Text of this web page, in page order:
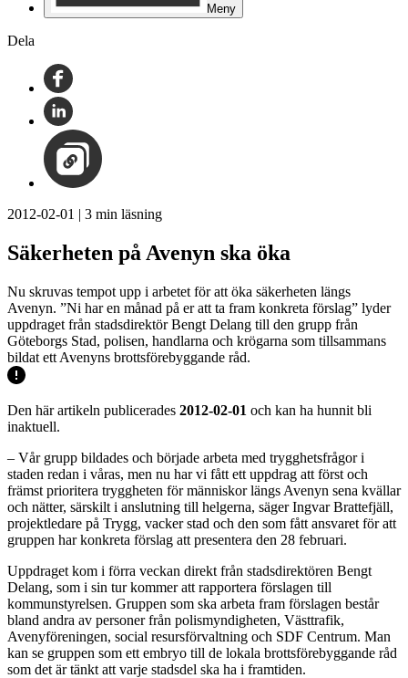
Meny
Dela
2012-02-01 | 3 min läsning
Säkerheten på Avenyn ska öka
Nu skruvas tempot upp i arbetet för att öka säkerheten längs
Avenyn. ”Ni har en månad på er att ta fram konkreta förslag” lyder
uppdraget från stadsdirektör Bengt Delang till den grupp från
Göteborgs Stad, polisen, handlarna och krögarna som tillsammans
bildat ett Avenyns brottsförebyggande råd.
Den här artikeln publicerades 2012-02-01 och kan ha hunnit bli
inaktuell.
– Vår grupp bildades och började arbeta med trygghetsfrågor i
staden redan i våras, men nu har vi fått ett uppdrag att först och
främst prioritera tryggheten för människor längs Avenyn sena kvällar
och nätter, särskilt i anslutning till helgerna, säger Ingvar Brattefjäll,
projektledare på Trygg, vacker stad och den som fått ansvaret för att
gruppen har konkreta förslag att presentera den 28 februari.
Uppdraget kom i förra veckan direkt från stadsdirektören Bengt
Delang, som i sin tur kommer att rapportera förslagen till
kommunstyrelsen. Gruppen som ska arbeta fram förslagen består
bland andra av personer från polismyndigheten, Västtrafik,
Avenyföreningen, social resursförvaltning och SDF Centrum. Man
kan se gruppen som ett embryo till de lokala brottsförebyggande råd
som det är tänkt att varje stadsdel ska ha i framtiden.